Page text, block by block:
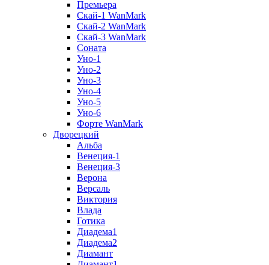
Премьера
Скай-1 WanMark
Скай-2 WanMark
Скай-3 WanMark
Соната
Уно-1
Уно-2
Уно-3
Уно-4
Уно-5
Уно-6
Форте WanMark
Дворецкий
Альба
Венеция-1
Венеция-3
Верона
Версаль
Виктория
Влада
Готика
Диадема1
Диадема2
Диамант